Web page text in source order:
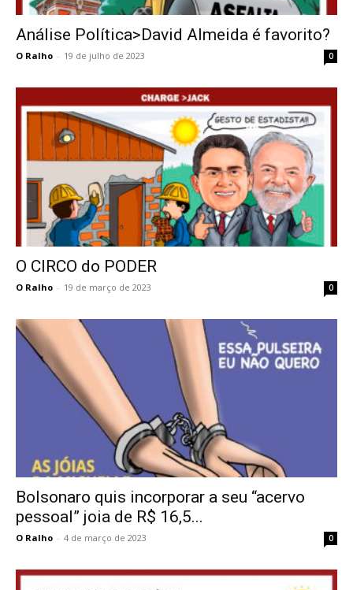
Análise Política>David Almeida é favorito?
O Ralho - 19 de julho de 2023 0
O CIRCO do PODER
O Ralho - 19 de março de 2023 0
Bolsonaro quis incorporar a seu “acervo
pessoal” joia de R$ 16,5...
O Ralho - 4 de março de 2023 0